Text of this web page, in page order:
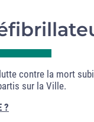
contre la mort
sur la Ville.
?